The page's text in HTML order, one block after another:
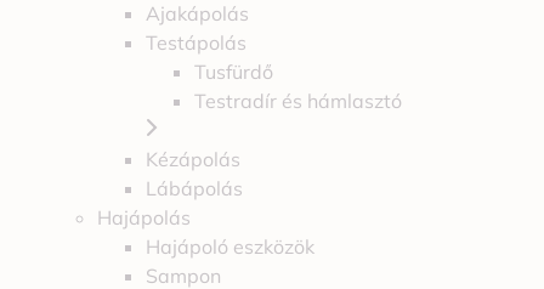
Ajakápolás
Testápolás
Tusfürdő
Testradír és hámlasztó
Kézápolás
Lábápolás
Hajápolás
Hajápoló eszközök
Sampon